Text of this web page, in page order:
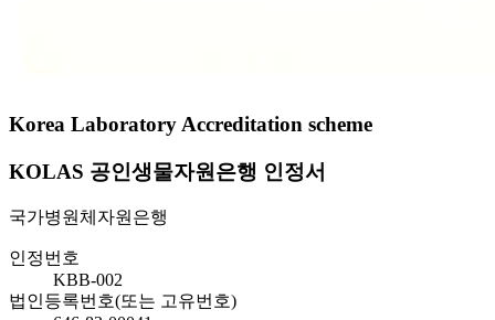
Korea Laboratory Accreditation scheme
KOLAS 공인생물자원은행 인정서
국가병원체자원은행
인정번호
KBB-002
법인등록번호(또는 고유번호)